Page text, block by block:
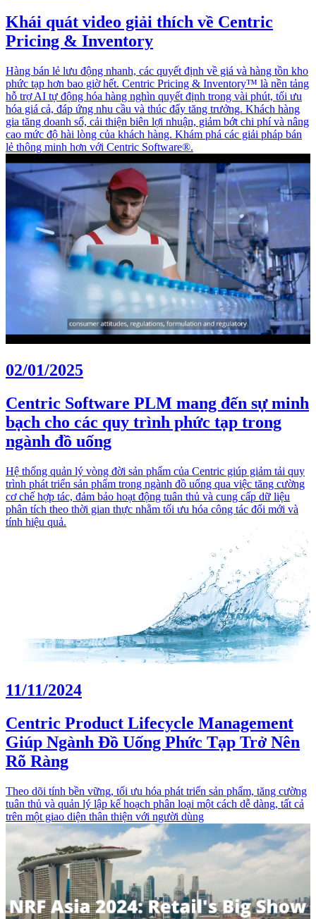
Khái quát video giải thích về Centric
Pricing & Inventory
Hàng bán lẻ lưu động nhanh, các quyết định về giá và hàng tồn kho
phức tạp hơn bao giờ hết. Centric Pricing & Inventory™ là nền tảng
hỗ trợ AI tự động hóa hàng nghìn quyết định trong vài phút, tối ưu
hóa giá cả, đáp ứng nhu cầu và thúc đẩy tăng trưởng. Khách hàng
gia tăng doanh số, cải thiện biên lợi nhuận, giảm bớt chi phí và nâng
cao mức độ hài lòng của khách hàng. Khám phá các giải pháp bán
lẻ thông minh hơn với Centric Software®.
02/01/2025
Centric Software PLM mang đến sự minh
bạch cho các quy trình phức tạp trong
ngành đồ uống
Hệ thống quản lý vòng đời sản phẩm của Centric giúp giảm tải quy
trình phát triển sản phẩm trong ngành đồ uống qua việc tăng cường
cơ chế hợp tác, đảm bảo hoạt động tuân thủ và cung cấp dữ liệu
phân tích theo thời gian thực nhằm tối ưu hóa công tác đổi mới và
tính hiệu quả.
11/11/2024
Centric Product Lifecycle Management
Giúp Ngành Đồ Uống Phức Tạp Trở Nên
Rõ Ràng
Theo dõi tính bền vững, tối ưu hóa phát triển sản phẩm, tăng cường
tuân thủ và quản lý lập kế hoạch phân loại một cách dễ dàng, tất cả
trên một giao diện thân thiện với người dùng